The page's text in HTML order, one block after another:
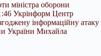
міністра оборони
Укрінформ Центр
інформаційну атаку
України Михайла